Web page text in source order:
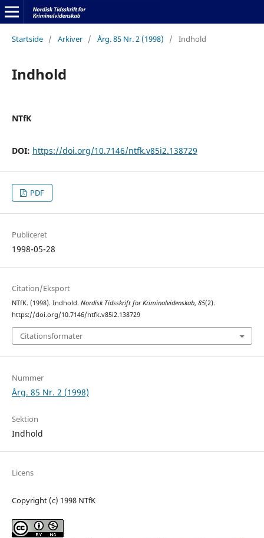
Startside / Arkiver / Årg. 85 Nr. 2 (1998) / Indhold
Indhold
NTfK
DOI: https://doi.org/10.7146/ntfk.v85i2.138729
PDF
Publiceret
1998-05-28
Citation/Eksport
NTfK. (1998). Indhold. Nordisk Tidsskrift for Kriminalvidenskab, 85(2).
https://doi.org/10.7146/ntfk.v85i2.138729
Citationsformater
Nummer
Årg. 85 Nr. 2 (1998)
Sektion
Indhold
Licens
Copyright (c) 1998 NTfK